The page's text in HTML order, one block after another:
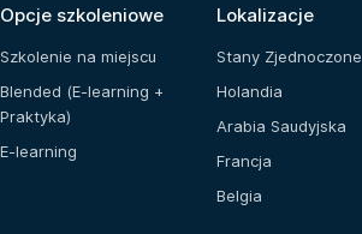
Opcje szkoleniowe
Szkolenie na miejscu
Blended (E-learning +
Praktyka)
E-learning
Lokalizacje
Stany Zjednoczone
Holandia
Arabia Saudyjska
Francja
Belgia